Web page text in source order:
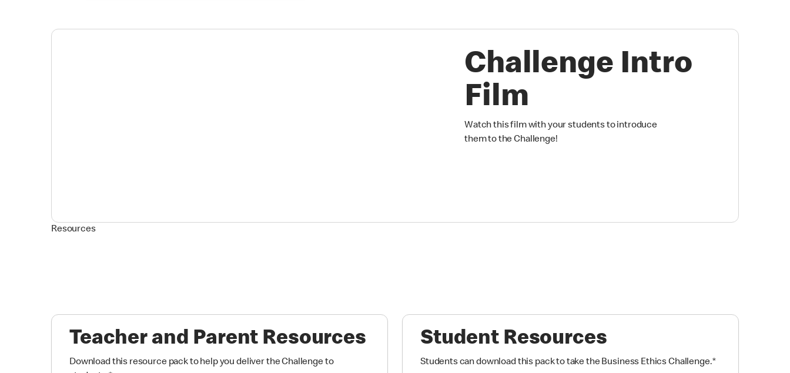
Challenge Intro
Film
Watch this film with your students to introduce
them to the Challenge!
Resources
Teacher and Parent Resources
Download this resource pack to help you deliver the Challenge to
Student Resources
Students can download this pack to take the Business Ethics Challenge.*